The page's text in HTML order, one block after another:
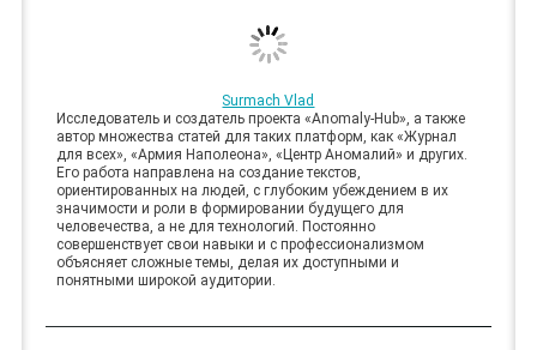
Surmach Vlad
Исследователь и создатель проекта «Anomaly-Hub», а также
автор множества статей для таких платформ, как «Журнал
для всех», «Армия Наполеона», «Центр Аномалий» и других.
Его работа направлена на создание текстов,
ориентированных на людей, с глубоким убеждением в их
значимости и роли в формировании будущего для
человечества, а не для технологий. Постоянно
совершенствует свои навыки и с профессионализмом
объясняет сложные темы, делая их доступными и
понятными широкой аудитории.